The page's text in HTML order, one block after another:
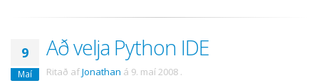
9
Maí
Að velja Python IDE
Ritað afJonathan á 9. maí 2008 .